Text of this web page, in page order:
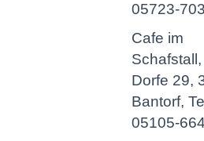
05723-
Cafe im
Dorfe 29,
Bantorf,
05105-